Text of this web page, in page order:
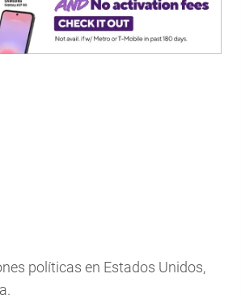
políticas en Estados Unidos,